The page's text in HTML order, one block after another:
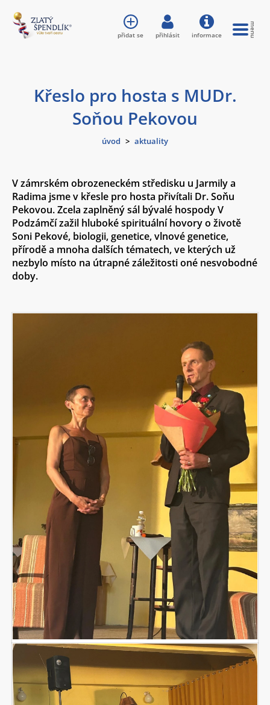
Křeslo pro hosta s MUDr.
Soňou Pekovou
úvod > aktuality
V zámrském obrozeneckém středisku u Jarmily a
Radima jsme v křesle pro hosta přivítali Dr. Soňu
Pekovou. Zcela zaplněný sál bývalé hospody V
Podzámčí zažil hluboké spirituální hovory o životě
Soni Pekové, biologii, genetice, vlnové genetice,
přírodě a mnoha dalších tématech, ve kterých už
nezbylo místo na útrapné záležitosti oné nesvobodné
doby.
přidat se přihlásit informace